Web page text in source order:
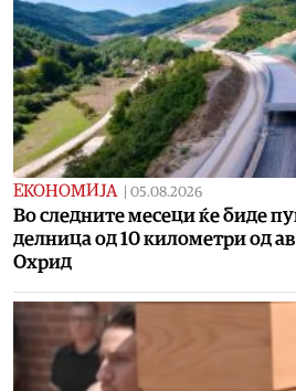
ЕКОНОМИЈА 05.08.2026
Во следните месеци ќе биде
делница од 10 километри од
Охрид